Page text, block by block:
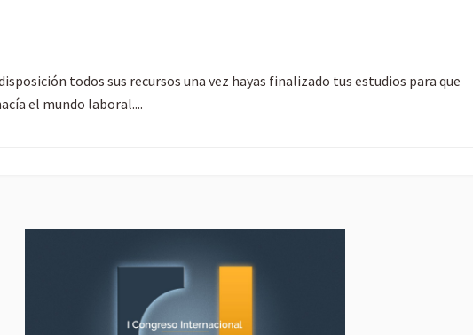
todos sus recursos una vez hayas finalizado tus estudios para que
el mundo laboral....